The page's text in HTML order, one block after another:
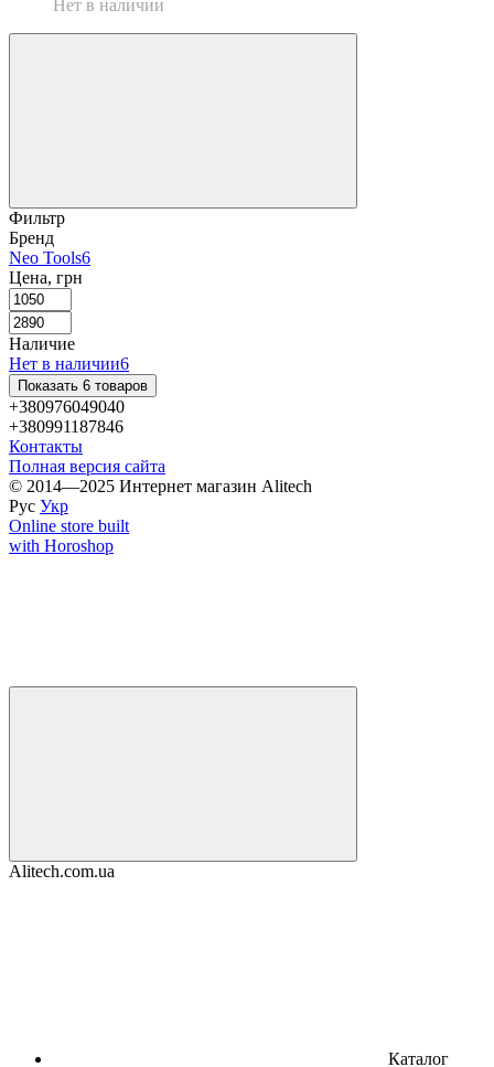
Нет в наличии
Фильтр
Бренд
Neo Tools6
Цена, грн
Наличие
Нет в наличии6
Показать 6 товаров
+380976049040
+380991187846
Контакты
Полная версия сайта
© 2014—2025 Интернет магазин Alitech
Рус Укр
Online store built
with Horoshop
Alitech.com.ua
Каталог